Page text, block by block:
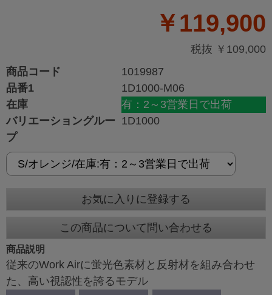
￥119,900
税抜 ￥109,000
商品コード
1019987
品番1
1D1000-M06
在庫
有：2～3営業日で出荷
バリエーショングルー
プ
1D1000
お気に入りに登録する
この商品について問い合わせる
商品説明
従来のWork Airに蛍光色素材と反射材を組み合わせ
た、高い視認性を誇るモデル